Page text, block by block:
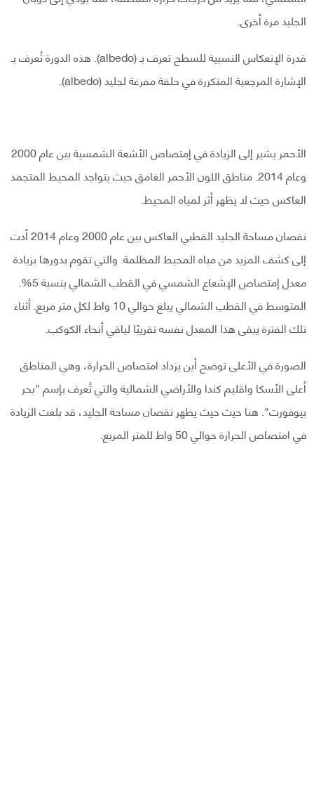
الجليد مرة أخرى.
قدرة الإنعكاس النسبية للسطح تعرف بـ (albedo). هذه الدورة تُعرف بـ
الإشارة المرجعية المتكررة في حلقة مفرغة لجليد (albedo).
الأحمر يشير إلى الزيادة في إمتصاص الأشعة الشمسية بين عام 2000
وعام 2014. مناطق اللون الأحمر الغامق حيث يتواجد المحيط المتجمد
العاكس حيث لا يظهر أثر لمياه المحيط.
نقصان مساحة الجليد القطبي العاكس بين عام 2000 وعام 2014 أدت
إلى كشف المزيد من مياه المحيط المظلمة. والتي تقوم بدورها بزيادة
معدل إمتصاص الإشعاع الشمسي في القطب الشمالي بنسبة 5%.
المتوسط في القطب الشمالي يبلغ حوالي 10 واط لكل متر مربع. أثناء
تلك الفترة يبقى هذا المعدل نفسه تقريبًا لباقي أنحاء الكوكب.
الصورة في الأعلى توضح أين يزداد امتصاص الحرارة، وهي المناطق
أعلى الأسكا واقليم كندا والأراضي الشمالية والتي تُعرف بإسم "بحر
بيوفورت". هنا حيث حيث يظهر نقصان مساحة الجليد، قد بلغت الزيادة
في امتصاص الحرارة حوالي 50 واط للمتر المربع.